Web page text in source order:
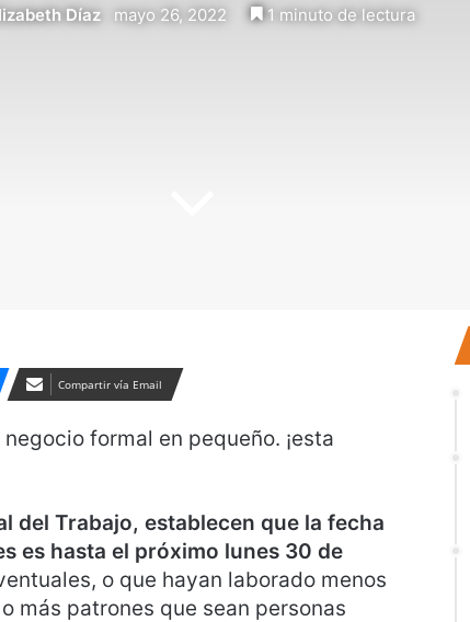
Díaz mayo 26, 2022 1 minuto de lectura
Compartir vía Email
formal en pequeño. ¡esta
del Trabajo, establecen que la fecha
es hasta el próximo lunes 30 de
o que hayan laborado menos
más patrones que sean personas